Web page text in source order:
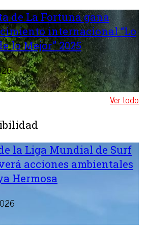
de La Fortuna gana
internacional “Lo
lo Mejor” 2025
Ver todo
la Liga Mundial de Surf
acciones ambientales
Hermosa